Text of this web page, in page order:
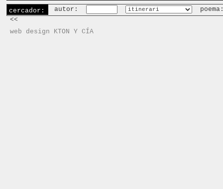
cercador: autor:
<<
web design KTON Y CÍA